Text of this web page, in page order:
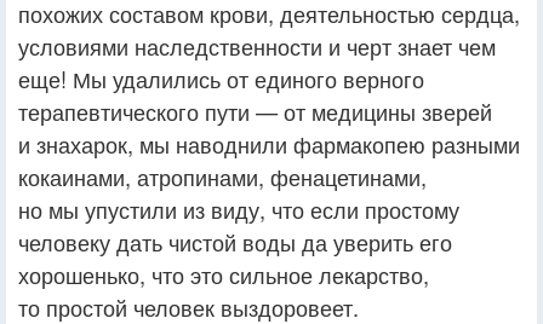
похожих составом крови, деятельностью сердца,
условиями наследственности и черт знает чем
еще! Мы удалились от единого верного
терапевтического пути — от медицины зверей
и знахарок, мы наводнили фармакопею разными
кокаинами, атропинами, фенацетинами,
но мы упустили из виду, что если простому
человеку дать чистой воды да уверить его
хорошенько, что это сильное лекарство,
то простой человек выздоровеет.